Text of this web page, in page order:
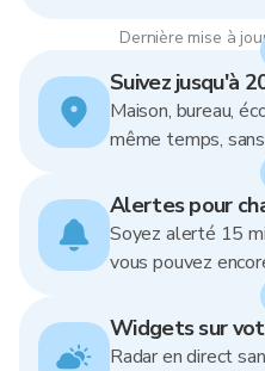
Dernière mise à
Suivez jusqu'à
Maison, bureau,
même temps,
Alertes pour
Soyez alerté 15
vous pouvez
Widgets sur
Radar en direct